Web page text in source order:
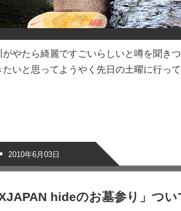
やたら綺麗ですごいらしいと噂を聞き
いと思ってようやく先日の土曜に行っ
2010年6月03日
hideのお墓参り」つい